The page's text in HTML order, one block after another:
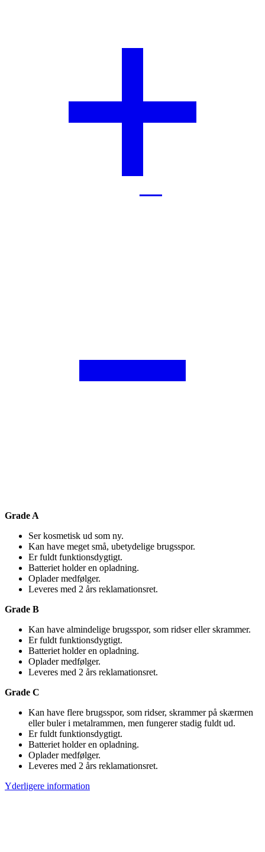
Grade A
Ser kosmetisk ud som ny.
Kan have meget små, ubetydelige brugsspor.
Er fuldt funktionsdygtigt.
Batteriet holder en opladning.
Oplader medfølger.
Leveres med 2 års reklamationsret.
Grade B
Kan have almindelige brugsspor, som ridser eller skrammer.
Er fuldt funktionsdygtigt.
Batteriet holder en opladning.
Oplader medfølger.
Leveres med 2 års reklamationsret.
Grade C
Kan have flere brugsspor, som ridser, skrammer på skærmen
eller buler i metalrammen, men fungerer stadig fuldt ud.
Er fuldt funktionsdygtigt.
Batteriet holder en opladning.
Oplader medfølger.
Leveres med 2 års reklamationsret.
Yderligere information